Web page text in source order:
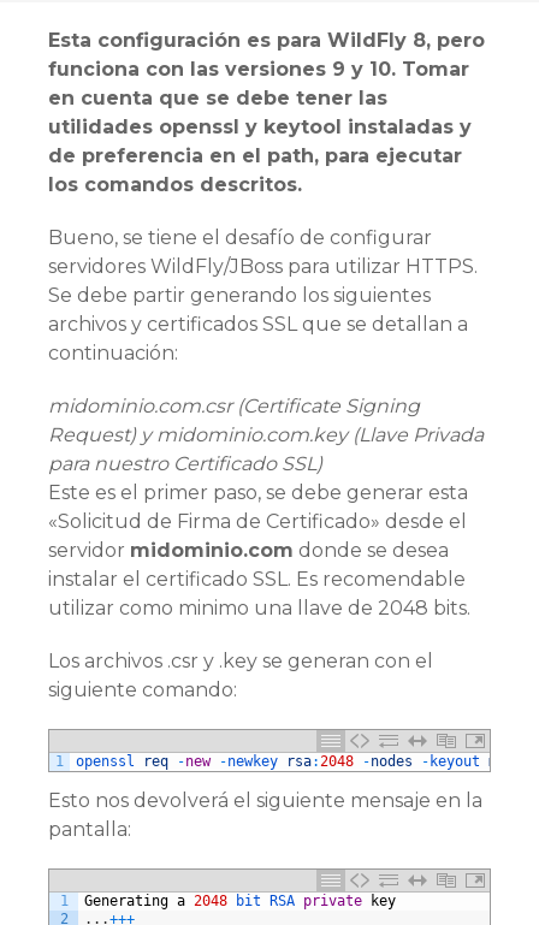
Esta configuración es para WildFly 8, pero
funciona con las versiones 9 y 10. Tomar
en cuenta que se debe tener las
utilidades openssl y keytool instaladas y
de preferencia en el path, para ejecutar
los comandos descritos.
Bueno, se tiene el desafío de configurar
servidores WildFly/JBoss para utilizar HTTPS.
Se debe partir generando los siguientes
archivos y certificados SSL que se detallan a
continuación:
midominio.com.csr (Certificate Signing
Request) y midominio.com.key (Llave Privada
para nuestro Certificado SSL)
Este es el primer paso, se debe generar esta
«Solicitud de Firma de Certificado» desde el
servidor midominio.com donde se desea
instalar el certificado SSL. Es recomendable
utilizar como minimo una llave de 2048 bits.
Los archivos .csr y .key se generan con el
siguiente comando:
1 openssl req -new -newkey rsa:2048 -nodes - keyout
Esto nos devolverá el siguiente mensaje en la
pantalla:
1
2
Generating a 2048 bit RSA private
key
. . .+++